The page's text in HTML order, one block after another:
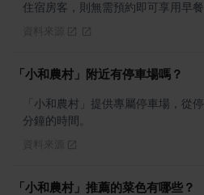
住宿房客，則無需預約即可享用早餐
「小和農村」附近有停車場嗎？
「小和農村」提供專屬停車場，從
分鐘的時間。
「小和農村」推薦的菜色有哪些？